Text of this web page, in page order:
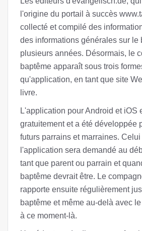
l'origine du portail à succès
collecté et compilé des
des informations générales sur le
plusieurs années. Désormais, le
baptême apparaît sous trois
qu'application, en tant que site
livre.
L'application pour Android et iOS
gratuitement et a été développée
futurs parrains et marraines.
l'application sera demandé au
tant que parent ou parrain et
baptême devrait être. Le
rapporte ensuite régulièrement
baptême et même au-delà avec
à ce moment-là.